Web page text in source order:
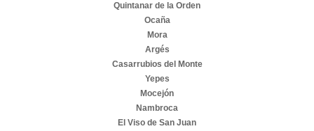
Quintanar de la Orden
Ocaña
Mora
Argés
Casarrubios del Monte
Yepes
Mocejón
Nambroca
El Viso de San Juan